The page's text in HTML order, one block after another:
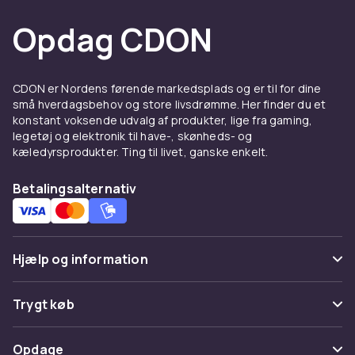
betød meget for dig i fortiden. Musik handler
om identitet og følelser, og her er der plads til
toplister.
Kommende udgivelser og
eftertragtede udgaver
kommende udgivelser kan du finde musik, der
snart rammer hylderne. Der er også Limited
Editions, remasterede versioner og eksklusive
musikbokse til dem, der ønsker noget ekstra i
deres samling. Perfekt til dig, der følger dine
næste udgivelse.
Musikbokse og
Opdag CDON
CDON er Nordens førende markedsplads og er til for dine
små hverdagsbehov og store livsdrømme. Her finder du et
konstant voksende udvalg af produkter, lige fra gaming,
legetøj og elektronik til have-, skønheds- og
kæledyrsprodukter. Ting til livet, ganske enkelt.
Betalingsalternativ
Hjælp og information
Ofte stillede spørgsmål
Spor pakke
Trygt køb
Betaling
Opdage